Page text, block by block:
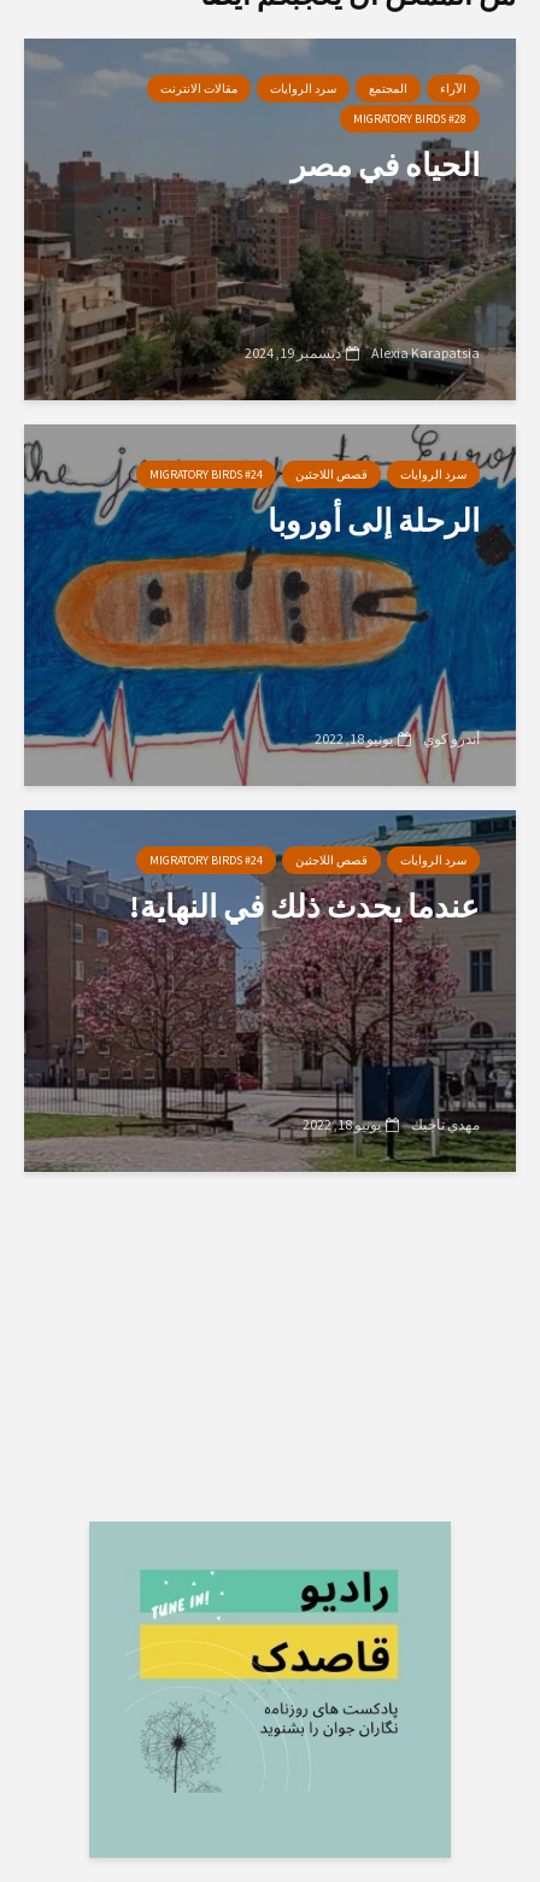
الآراء المجتمع سرد الروايات
مقالات الانترنت
MIGRATORY BIRDS #28
الحياه في مصر
Alexia Karapatsia ديسمبر 19, 2024
سرد الروايات قصص اللاجئين MIGRATORY BIRDS #24
الرحلة إلى أوروبا
أندرو كوي يونيو 18, 2022
سرد الروايات قصص اللاجئين MIGRATORY BIRDS #24
عندما يحدث ذلك في النهاية!
مهدي تاجيك يونيو 18, 2022